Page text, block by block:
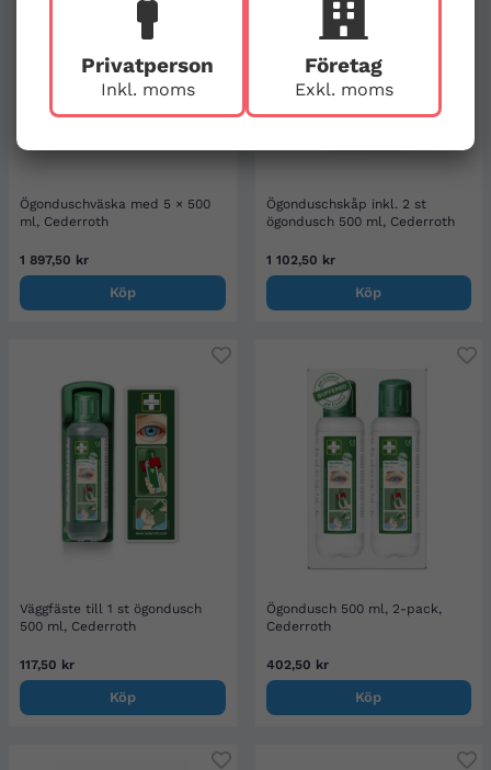
Privatperson
Inkl. moms
Företag
Exkl. moms
Ögonduschväska med 5 × 500
ml, Cederroth
1 897,50 kr
Köp
Ögonduschskåp inkl. 2 st
ögondusch 500 ml, Cederroth
1 102,50 kr
Köp
Väggfäste till 1 st ögondusch
500 ml, Cederroth
117,50 kr
Köp
Ögondusch 500 ml, 2-pack,
Cederroth
402,50 kr
Köp